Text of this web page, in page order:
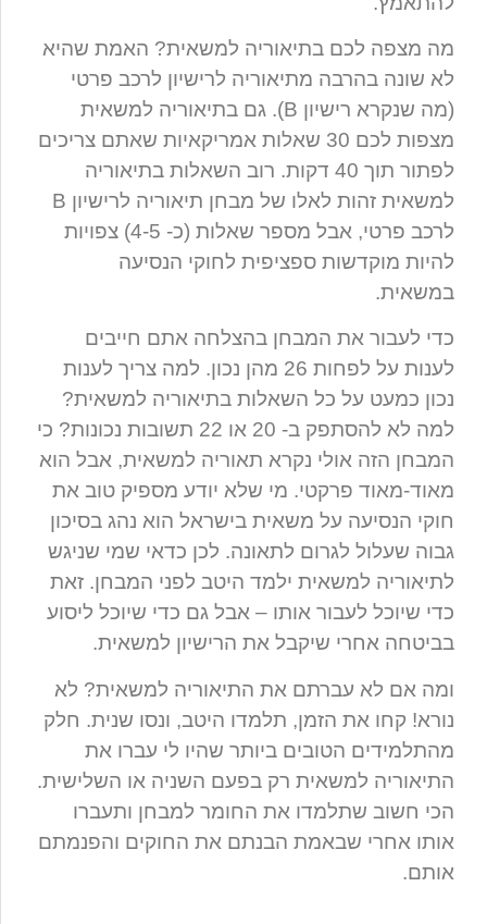
מה מצפה לכם בתיאוריה למשאית? האמת שהיא
לא שונה בהרבה מתיאוריה לרישיון לרכב פרטי
(מה שנקרא רישיון B). גם בתיאוריה למשאית
מצפות לכם 30 שאלות אמריקאיות שאתם צריכים
לפתור תוך 40 דקות. רוב השאלות בתיאוריה
למשאית זהות לאלו של מבחן תיאוריה לרישיון B
לרכב פרטי, אבל מספר שאלות (כ- 4-5) צפויות
להיות מוקדשות ספציפית לחוקי הנסיעה
במשאית.
כדי לעבור את המבחן בהצלחה אתם חייבים
לענות על לפחות 26 מהן נכון. למה צריך לענות
נכון כמעט על כל השאלות בתיאוריה למשאית?
למה לא להסתפק ב- 20 או 22 תשובות נכונות? כי
המבחן הזה אולי נקרא תאוריה למשאית, אבל הוא
מאוד-מאוד פרקטי. מי שלא יודע מספיק טוב את
חוקי הנסיעה על משאית בישראל הוא נהג בסיכון
גבוה שעלול לגרום לתאונה. לכן כדאי שמי שניגש
לתיאוריה למשאית ילמד היטב לפני המבחן. זאת
כדי שיוכל לעבור אותו – אבל גם כדי שיוכל ליסוע
בביטחה אחרי שיקבל את הרישיון למשאית.
ומה אם לא עברתם את התיאוריה למשאית? לא
נורא! קחו את הזמן, תלמדו היטב, ונסו שנית. חלק
מהתלמידים הטובים ביותר שהיו לי עברו את
התיאוריה למשאית רק בפעם השניה או השלישית.
הכי חשוב שתלמדו את החומר למבחן ותעברו
אותו אחרי שבאמת הבנתם את החוקים והפנמתם
אותם.